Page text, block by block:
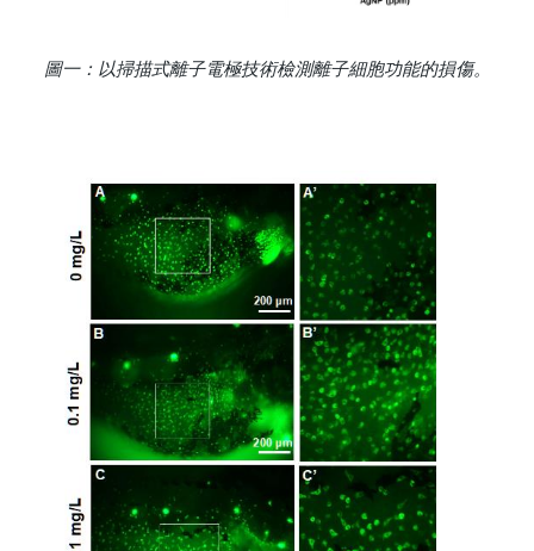
圖一：以掃描式離子電極技術檢測離子細胞功能的損傷。